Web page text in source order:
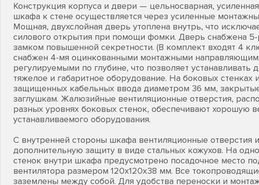
Конструкция корпуса и двери — цельносварная,
шкафа к стене осуществляется через усиленные
Мощная, двухслойная дверь утоплена внутрь, что
силового открытия при помощи фомки. Дверь снабжена
замком повышенной секретности. (В комплект входят 4
снабжен 4-мя оцинкованными монтажными
регулируемыми по глубине, что позволяет устанавливать
тяжелое и габаритное оборудование. На боковых стенках
защищенных кабельных ввода диаметром 36 мм,
заглушкам. Жалюзийные вентиляционные отверстия,
разных уровнях боковых стенок, обеспечивают хорошую
устанавливаемого оборудования.
С внутренней стороны шкафа вентиляционные отверстия
дополнительную защиту в виде стальных кожухов. На
стенок внутри шкафа предусмотрено посадочное место
вентилятора размером 120х120х38 мм. Все
заземлены между собой. Для удобства переноски и